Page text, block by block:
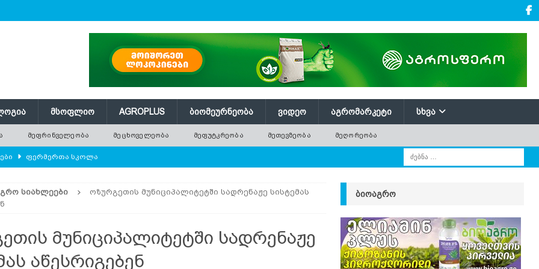
ᲛᲡᲝᲤᲚᲘᲝ AGROPLUS ᲑᲘᲝᲛᲔᲣᲠᲜᲔᲝᲑᲐ ᲕᲘᲓᲔᲝ ᲐᲒᲠᲝᲛᲐᲠᲙᲔᲢᲘ ᲡᲮᲕᲐ
ᲛᲔᲤᲠᲘᲜᲕᲔᲚᲔᲝᲑᲐ ᲛᲔᲪᲮᲝᲕᲔᲚᲔᲝᲑᲐ ᲛᲔᲤᲣᲢᲙᲠᲔᲝᲑᲐ ᲛᲔᲗᲔᲕᲖᲔᲝᲑᲐ ᲛᲔᲦᲝᲠᲔᲝᲑᲐ
ᲤᲔᲠᲛᲔᲠᲗᲐ ᲡᲙᲝᲚᲐ
გამხმარ ხეებს? AGROPLUS
და პროდუქტიულობა
შემცირებას პროგნოზირებენ ᲐᲒᲠᲝ ᲡᲘᲐᲮᲚᲔᲔᲑᲘ
ᲡᲘᲐᲮᲚᲔᲔᲑᲘ
ოზურგეთის მუნიციპალიტეტში სადრენაჟე სისტემას
მუნიციპალიტეტში სადრენაჟე
აწესრიგებენ
ᲑᲘᲝᲐᲒᲠᲝ